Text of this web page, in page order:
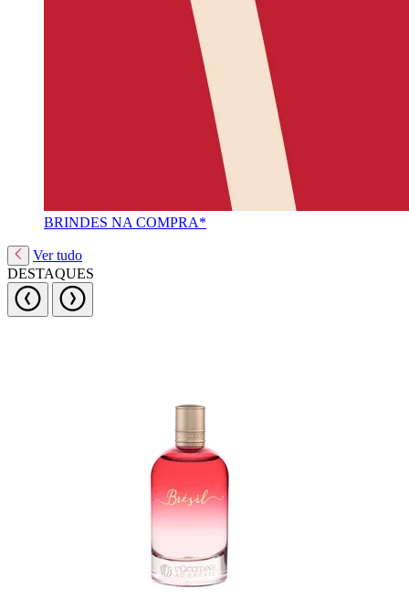
BRINDES NA COMPRA*
Ver tudo
DESTAQUES